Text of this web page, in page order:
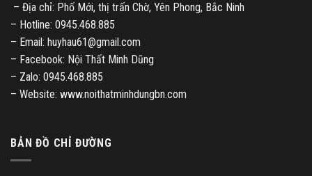
– Địa chỉ: Phố Mới, thị trấn Chờ, Yên Phong, Bắc Ninh
– Hotline: 0945.468.885
– Email: huyhau61@gmail.com
– Facebook: Nội Thất Minh Dũng
– Zalo: 0945.468.885
– Website: www.noithatminhdungbn.com
BẢN ĐỒ CHỈ ĐƯỜNG